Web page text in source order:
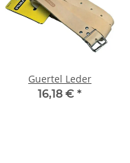
Guertel Leder
16,18 € *